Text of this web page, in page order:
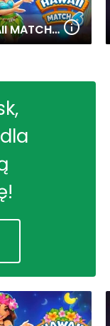
HAWAII MATCH 6